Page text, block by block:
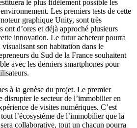
le plus fidèlement possible les
Les premiers tests de cette
graphique Unity, sont très
ont d’ores et déjà approché plusieurs
innovation. Le futur acheteur pourra
son habitation dans le
du Sud de la France souhaitent
avec les derniers smartphones pour
à la genèse du projet. Le premier
le secteur de l’immobilier en
de visites numériques. C’est
l’écosystème de l’immobilier que la
collaborative, tout un chacun pourra